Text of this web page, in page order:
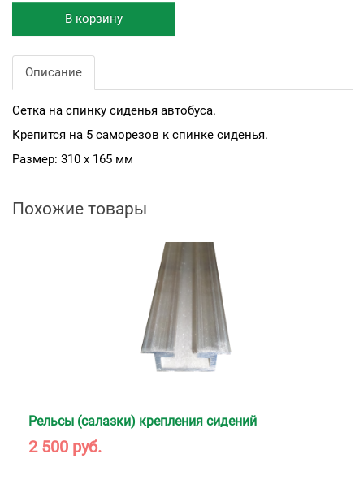
В корзину
Описание
Сетка на спинку сиденья автобуса.
Крепится на 5 саморезов к спинке сиденья.
Размер: 310 х 165 мм
Похожие товары
Рельсы (салазки) крепления сидений
2 500 руб.